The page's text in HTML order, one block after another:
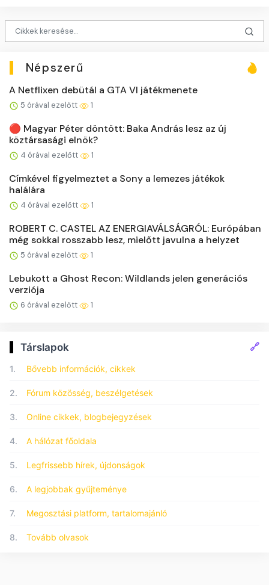
Népszerű
A Netflixen debütál a GTA VI játékmenete
5 órával ezelőtt 1
🔴 Magyar Péter döntött: Baka András lesz az új
köztársasági elnök?
4 órával ezelőtt 1
Címkével figyelmeztet a Sony a lemezes játékok
halálára
4 órával ezelőtt 1
ROBERT C. CASTEL AZ ENERGIAVÁLSÁGRÓL: Európában
még sokkal rosszabb lesz, mielőtt javulna a helyzet
5 órával ezelőtt 1
Lebukott a Ghost Recon: Wildlands jelen generációs
verziója
6 órával ezelőtt 1
Társlapok 🔗
1. Bővebb információk, cikkek
2. Fórum közösség, beszélgetések
3. Online cikkek, blogbejegyzések
4. A hálózat főoldala
5. Legfrissebb hírek, újdonságok
6. A legjobbak gyűjteménye
7. Megosztási platform, tartalomajánló
8. Tovább olvasok